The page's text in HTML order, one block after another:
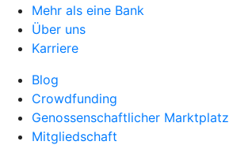
Mehr als eine Bank
Über uns
Karriere
Blog
Crowdfunding
Genossenschaftlicher Marktplatz
Mitgliedschaft